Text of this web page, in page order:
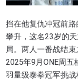
挡在他复仇冲冠前
攀升，这名23岁的
局。两人一番战结
2025年9月ONE周五
羽量级泰拳冠军挑